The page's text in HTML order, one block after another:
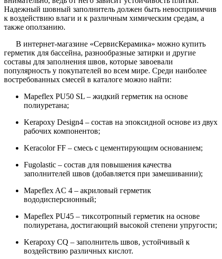
Надежный шовный заполнитель должен быть невосприимчив
к воздействию влаги и к различным химическим средам, а
также оползанию.
В интернет-магазине «СервисКерамика» можно купить
герметик для бассейна, разнообразные затирки и другие
составы для заполнения швов, которые завоевали
популярность у покупателей во всем мире. Среди наиболее
востребованных смесей в каталоге можно найти:
Mapeflex PU50 SL – жидкий герметик на основе
полиуретана;
Kerapoxy Design4 – состав на эпоксидной основе из двух
рабочих компонентов;
Keracolor FF – смесь с цементирующим основанием;
Fugolastic – состав для повышения качества
заполнителей швов (добавляется при замешивании);
Mapeflex AC 4 – акриловый герметик
вододисперсионный;
Mapeflex PU45 – тиксотропный герметик на основе
полиуретана, достигающий высокой степени упругости;
Kerapoxy CQ – заполнитель швов, устойчивый к
воздействию различных кислот.